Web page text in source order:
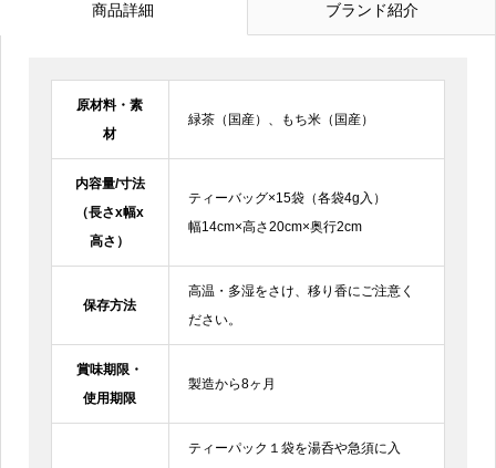
商品詳細 ブランド紹介
原材料・素
材
緑茶（国産）、もち米（国産）
内容量/寸法
（長さx幅x
高さ）
ティーバッグ×15袋（各袋4g入）
幅14cm×高さ20cm×奥行2cm
保存方法
高温・多湿をさけ、移り香にご注意く
ださい。
賞味期限・
使用期限
製造から8ヶ月
ティーパック１袋を湯呑や急須に入